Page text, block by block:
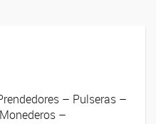
– Pulseras –
–